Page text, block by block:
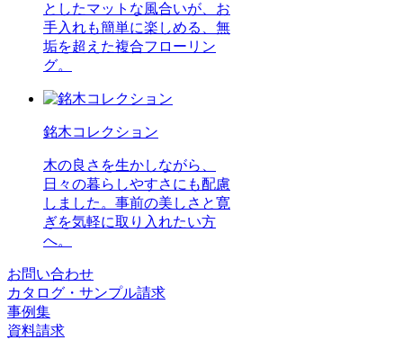
としたマットな風合いが、お
手入れも簡単に楽しめる、無
垢を超えた複合フローリン
グ。
銘木コレクション
木の良さを生かしながら、
日々の暮らしやすさにも配慮
しました。事前の美しさと寛
ぎを気軽に取り入れたい方
へ。
お問い合わせ
カタログ・サンプル請求
事例集
資料請求